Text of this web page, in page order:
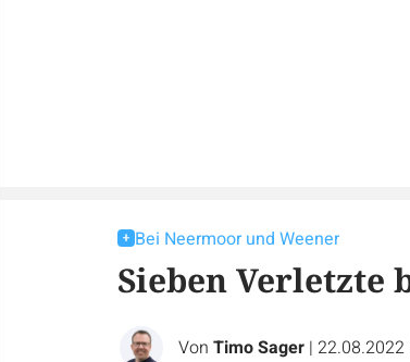
Bei Neermoor und Weener
Sieben Verletzte
Von Timo Sager | 22.08.2022